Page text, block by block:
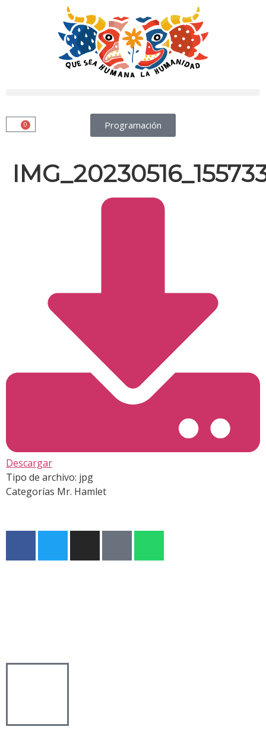
Programación
0
Descargar
Tipo de archivo: jpg
Categorías Mr. Hamlet